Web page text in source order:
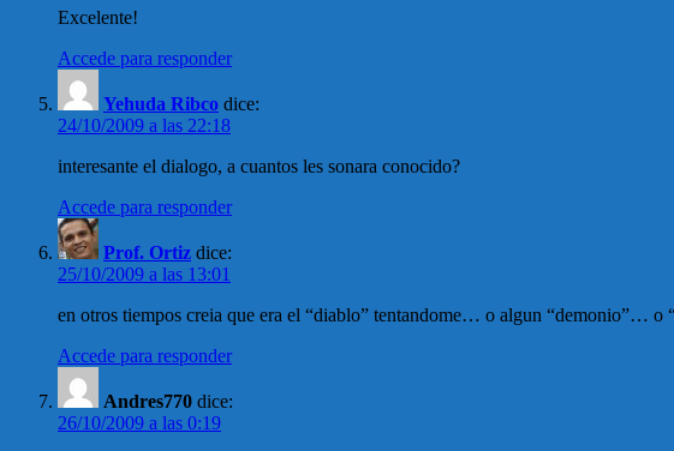
Excelente!
Accede para responder
Yehuda Ribco dice:
24/10/2009 a las 22:18
interesante el dialogo, a cuantos les sonara conocido?
Accede para responder
Prof. Ortiz dice:
25/10/2009 a las 13:01
en otros tiempos creia que era el “diablo” tentandome… o algun “demonio”… o
Accede para responder
Andres770 dice:
26/10/2009 a las 0:19